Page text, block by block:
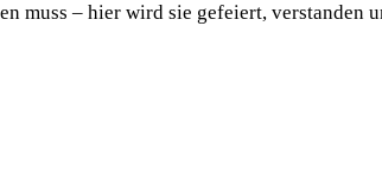
muss – hier wird sie gefeiert, verstanden